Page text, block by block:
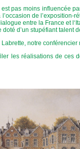
est pas moins influencée
de
entre la France et
d’un stupéfiant talent
notre
les réalisations de ces